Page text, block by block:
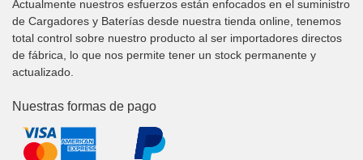
Actualmente nuestros esfuerzos están enfocados en el suministro
de Cargadores y Baterías desde nuestra tienda online, tenemos
total control sobre nuestro producto al ser importadores directos
de fábrica, lo que nos permite tener un stock permanente y
actualizado.
Nuestras formas de pago